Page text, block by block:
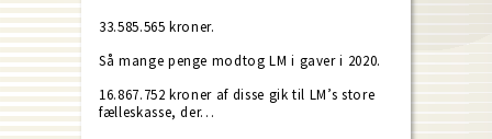
33.585.565 kroner.
Så mange penge modtog LM i gaver i 2020.
16.867.752 kroner af disse gik til LM’s store
fælleskasse, der…